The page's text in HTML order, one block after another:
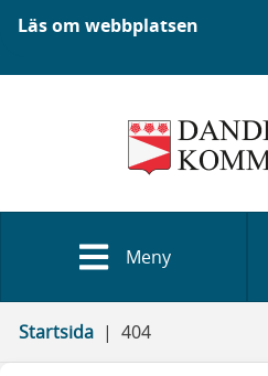
Läs om webbplatsen
Meny
Startsida 404